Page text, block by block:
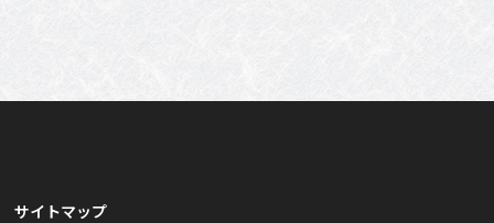
サイトマップ